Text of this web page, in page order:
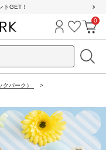
トGET！
ログイン
お気に
カ
0
クパーク）